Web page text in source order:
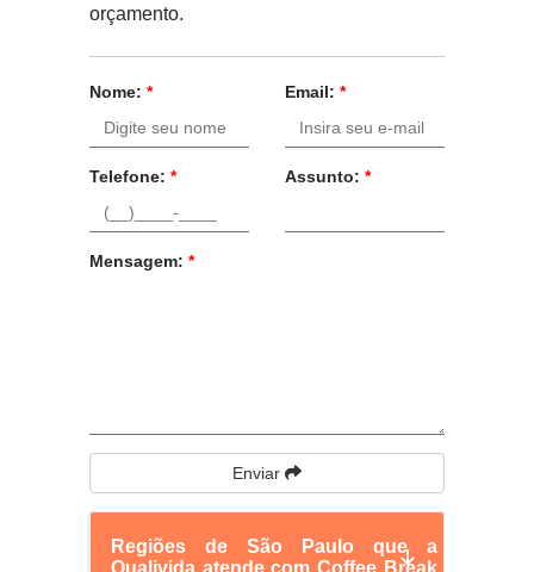
orçamento.
Nome: * Email: *
Telefone: * Assunto: *
Mensagem: *
Enviar
Regiões de São Paulo que a
Qualivida atende com Coffee Break